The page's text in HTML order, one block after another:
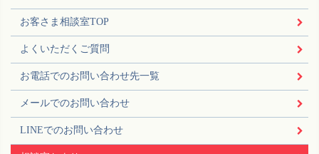
お客さま相談室TOP
よくいただくご質問
お電話でのお問い合わせ先一覧
メールでのお問い合わせ
LINEでのお問い合わせ